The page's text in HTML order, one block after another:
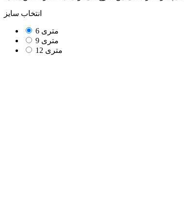
انتخاب سایز
6 متری
9 متری
12 متری